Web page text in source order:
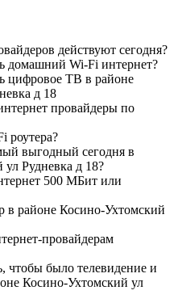
действуют сегодня?
домашний Wi-Fi интернет?
цифровое ТВ в районе
д 18
провайдеры по
роутера?
выгодный сегодня в
Рудневка д 18?
500 МБит или
в районе Косино-Ухтомский
провайдерам
чтобы было телевидение и
Косино-Ухтомский ул